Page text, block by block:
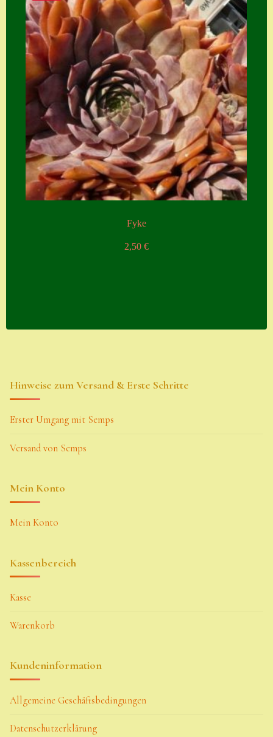
Fyke
2,50 €
Hinweise zum Versand & Erste Schritte
Erster Umgang mit Semps
Versand von Semps
Mein Konto
Mein Konto
Kassenbereich
Kasse
Warenkorb
Kundeninformation
Allgemeine Geschäftsbedingungen
Datenschutzerklärung